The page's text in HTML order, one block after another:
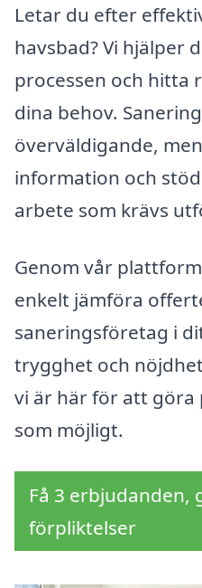
Letar du efter
havsbad? Vi hjälper
processen och hitta
dina behov.
överväldigande,
information och
arbete som krävs
Genom vår
enkelt jämföra
saneringsföretag i
trygghet och
vi är här för att göra
som möjligt.
Få 3 erbjudanden,
förpliktelser